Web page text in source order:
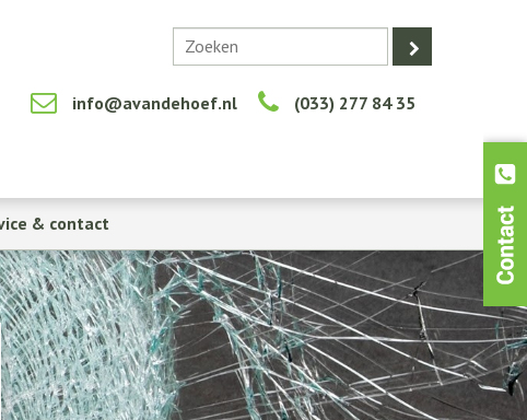
info@avandehoef.nl (033) 277 84 35
& contact